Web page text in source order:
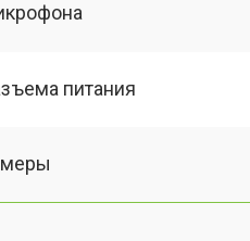
питания